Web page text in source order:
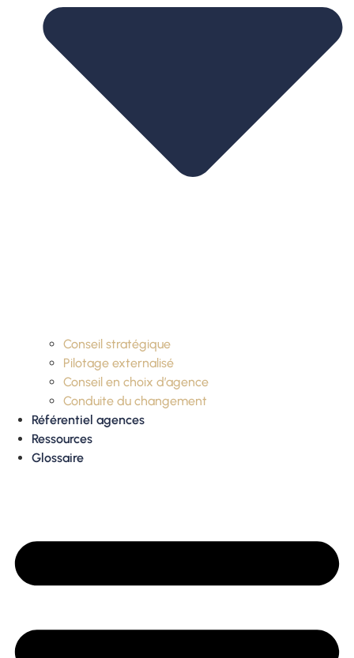
Conseil stratégique
Pilotage externalisé
Conseil en choix d’agence
Conduite du changement
Référentiel agences
Ressources
Glossaire